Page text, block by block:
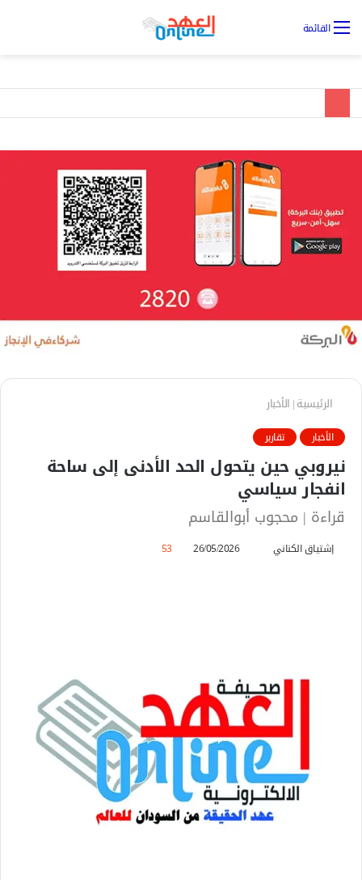
القائمة
الرئيسية| الأخبار
الأخبار تقارير
نيروبي حين يتحول الحد الأدنى إلى ساحة
انفجار سياسي
قراءة | محجوب أبوالقاسم
إشتياق الكناني
د
ا
إ
ل
ك
ت
ر
و
26/05/2026
53